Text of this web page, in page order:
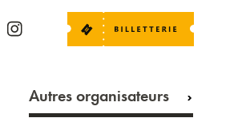
Autres organisateurs